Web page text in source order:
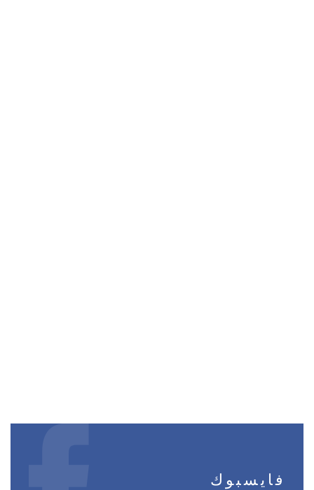
فايسبوك